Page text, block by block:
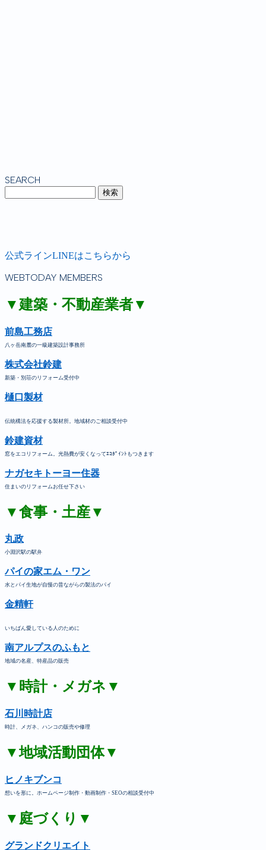
SEARCH
公式ラインLINEはこちらから
WEBTODAY MEMBERS
▼建築・不動産業者▼
前島工務店
八ヶ岳南麓の一級建築設計事務所
株式会社鈴建
新築・別荘のリフォーム受付中
樋口製材
伝統構法を応援する製材所。地域材のご相談受付中
鈴建資材
窓をエコリフォーム。光熱費が安くなってｴｺﾎﾟｲﾝﾄもつきます
ナガセキトーヨー住器
住まいのリフォームお任せ下さい
▼食事・土産▼
丸政
小淵沢駅の駅弁
パイの家エム・ワン
水とパイ生地が自慢の昔ながらの製法のパイ
金精軒
いちばん愛している人のために
南アルプスのふもと
地域の名産、特産品の販売
▼時計・メガネ▼
石川時計店
時計、メガネ、ハンコの販売や修理
▼地域活動団体▼
ヒノキブンコ
想いを形に。ホームページ制作・動画制作・SEOの相談受付中
▼庭づくり▼
グランドクリエイト